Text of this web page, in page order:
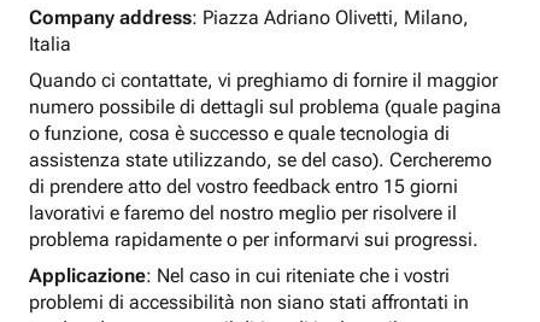
Company address: Piazza Adriano Olivetti, Milano,
Italia
Quando ci contattate, vi preghiamo di fornire il maggior
numero possibile di dettagli sul problema (quale pagina
o funzione, cosa è successo e quale tecnologia di
assistenza state utilizzando, se del caso). Cercheremo
di prendere atto del vostro feedback entro 15 giorni
lavorativi e faremo del nostro meglio per risolvere il
problema rapidamente o per informarvi sui progressi.
Applicazione: Nel caso in cui riteniate che i vostri
problemi di accessibilità non siano stati affrontati in